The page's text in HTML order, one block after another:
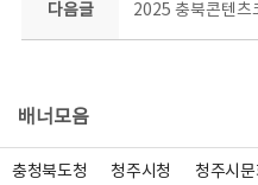
다음글 2025 충북콘텐츠
배너모음
충청북도청 청주시청 청주시